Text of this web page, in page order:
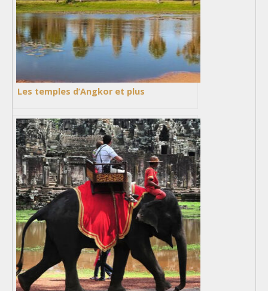
Les temples d’Angkor et plus